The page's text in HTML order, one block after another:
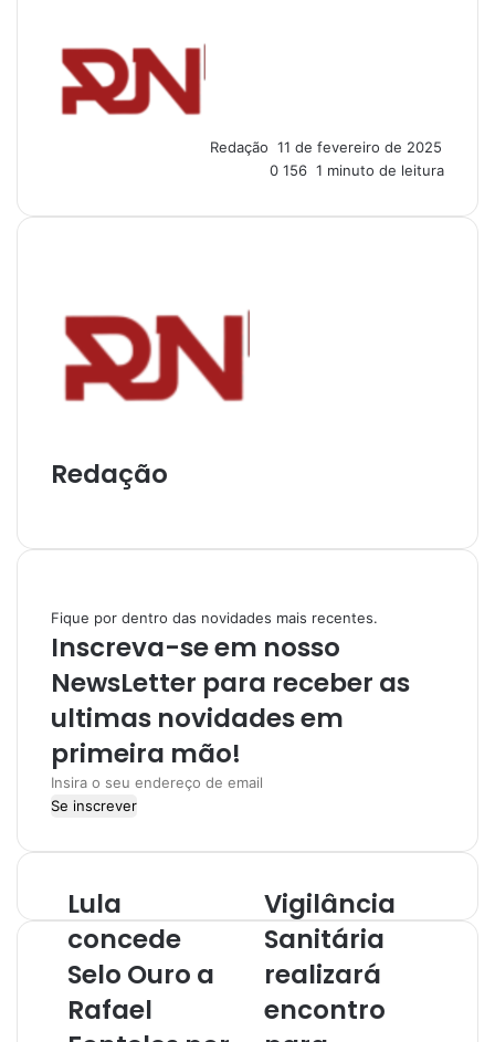
Redação m
e
m
11 de fevereiro de 2025
0 156 1 minuto de leitura
Redação
s
g
r
m
Fique por dentro das novidades mais recentes.
Inscreva-se em nosso
NewsLetter para receber as
ultimas novidades em
primeira mão!
I
n
i
o Lula
concede
Selo Ouro a
Rafael
Vigilância
Sanitária
realizará
encontro